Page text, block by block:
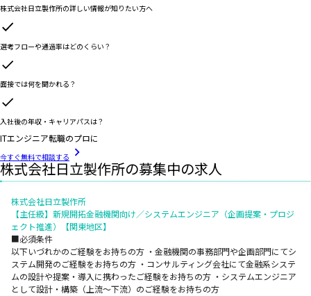
株式会社日立製作所の詳しい情報が知りたい方へ
選考フローや通過率はどのくらい？
面接では何を聞かれる？
入社後の年収・キャリアパスは？
ITエンジニア転職のプロに
今すぐ無料で相談する
株式会社日立製作所の募集中の求人
株式会社日立製作所
【主任級】新規開拓金融機関向け／システムエンジニア（企画提案・プロジ
ェクト推進）【関東地区】
■必須条件
以下いづれかのご経験をお持ちの方 ・金融機関の事務部門や企画部門にてシ
ステム開発のご経験をお持ちの方 ・コンサルティング会社にて金融系システ
ムの設計や提案・導入に携わったご経験をお持ちの方 ・システムエンジニア
として設計・構築（上流～下流）のご経験をお持ちの方